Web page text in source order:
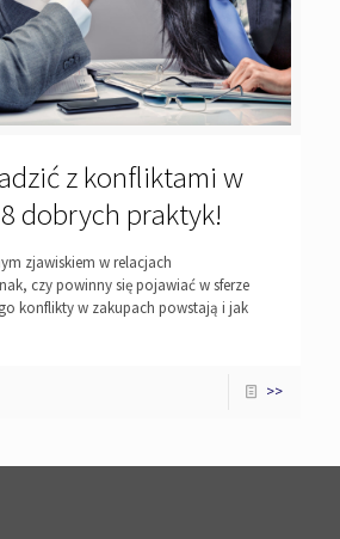
z konfliktami w
dobrych praktyk!
zjawiskiem w relacjach
czy powinny się pojawiać w sferze
konflikty w zakupach powstają i jak
>>